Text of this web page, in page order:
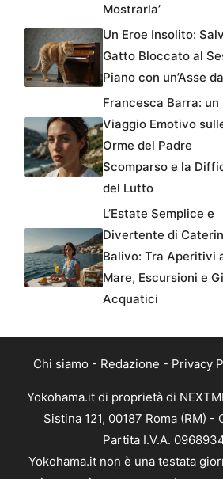
Mostrarla’
Un Eroe Insolito:
Gatto Bloccato al
Piano con un’Asse
Francesca Barra: un
Viaggio Emotivo
Orme del Padre
Scomparso e la
del Lutto
L’Estate Semplice e
Divertente di
Balivo: Tra Aperitivi
Mare, Escursioni e
Acquatici
Chi siamo - Redazione - Privacy
Yokohama.it di proprietà di
Sistina 121, 00187 Roma (RM) -
Partita I.V.A.
Yokohama.it non è una testata